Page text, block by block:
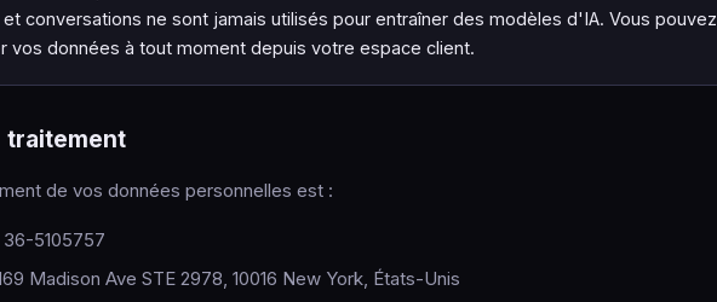
conversations ne sont jamais utilisés pour entraîner des modèles d'IA. Vous pouvez
vos données à tout moment depuis votre espace client.
traitement
de vos données personnelles est :
36-5105757
Madison Ave STE 2978, 10016 New York, États-Unis